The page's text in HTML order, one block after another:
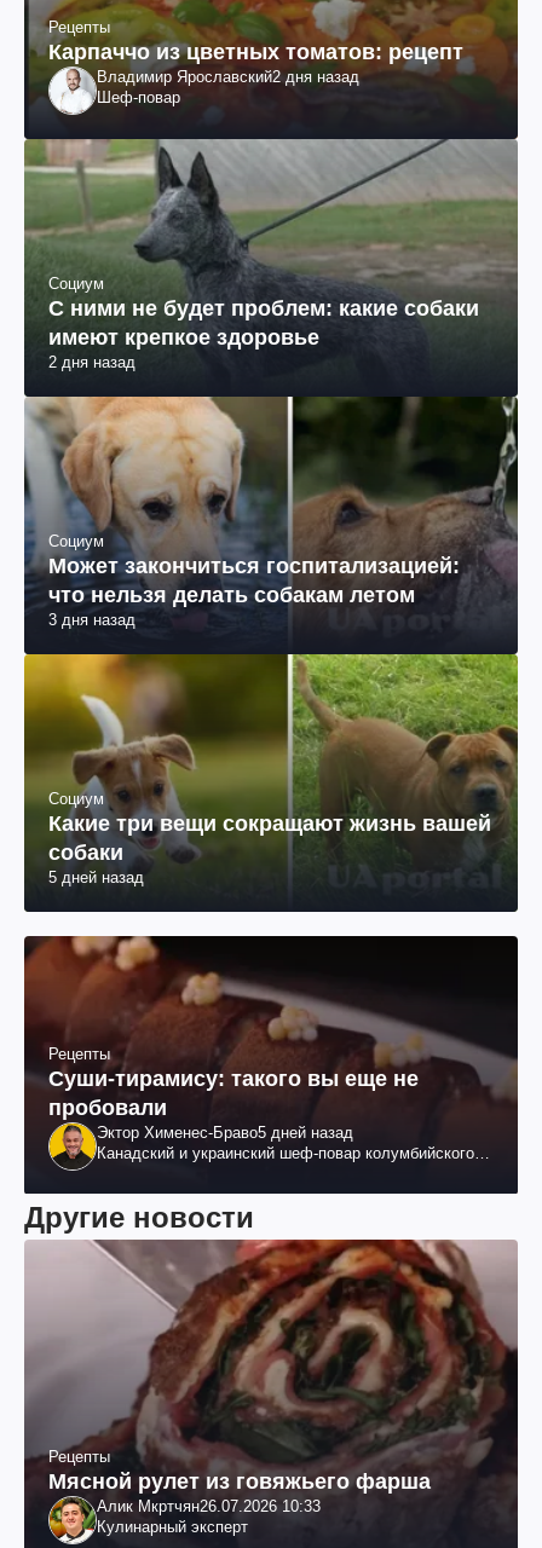
Рецепты
Карпаччо из цветных томатов: рецепт
Владимир Ярославский2 дня назад
Шеф-повар
Социум
С ними не будет проблем: какие собаки
имеют крепкое здоровье
2 дня назад
Социум
Может закончиться госпитализацией:
что нельзя делать собакам летом
3 дня назад
Социум
Какие три вещи сокращают жизнь вашей
собаки
5 дней назад
Рецепты
Суши-тирамису: такого вы еще не
пробовали
Эктор Хименес-Браво5 дней назад
Канадский и украинский шеф-повар колумбийского
Другие новости
Рецепты
Мясной рулет из говяжьего фарша
Алик Мкртчян26.07.2026 10:33
Кулинарный эксперт